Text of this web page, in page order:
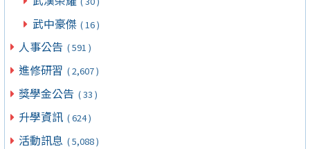
武中豪傑 ( 16 )
人事公告 ( 591 )
進修研習 ( 2,607 )
獎學金公告 ( 33 )
升學資訊 ( 624 )
活動訊息 ( 5,088 )